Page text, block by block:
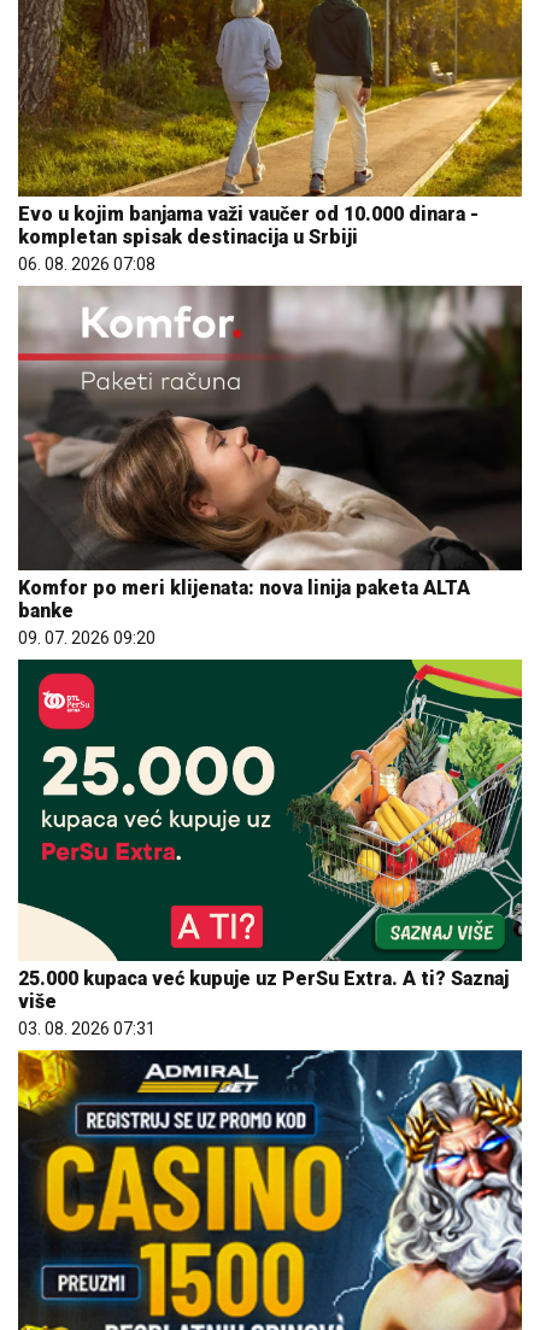
Evo u kojim banjama važi vaučer od 10.000 dinara -
kompletan spisak destinacija u Srbiji
06. 08. 2026 07:08
Komfor po meri klijenata: nova linija paketa ALTA
banke
09. 07. 2026 09:20
25.000 kupaca već kupuje uz PerSu Extra. A ti? Saznaj
više
03. 08. 2026 07:31